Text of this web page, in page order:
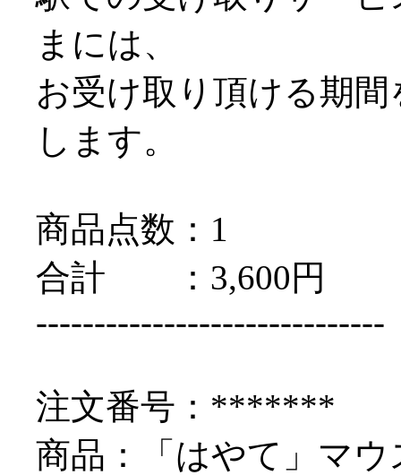
まには、
お受け取り頂ける期
します。
商品点数：1
合計 ：3,600円
------------------------------
注文番号：*******
商品：「はやて」マ